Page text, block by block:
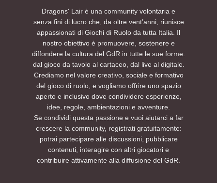
Dragons' Lair è una community volontaria e
senza fini di lucro che, da oltre vent’anni, riunisce
appassionati di Giochi di Ruolo da tutta Italia. Il
nostro obiettivo è promuovere, sostenere e
diffondere la cultura del GdR in tutte le sue forme:
dal gioco da tavolo al cartaceo, dal live al digitale.
Crediamo nel valore creativo, sociale e formativo
del gioco di ruolo, e vogliamo offrire uno spazio
aperto e inclusivo dove condividere esperienze,
idee, regole, ambientazioni e avventure.
Se condividi questa passione e vuoi aiutarci a far
crescere la community, registrati gratuitamente:
potrai partecipare alle discussioni, pubblicare
contenuti, interagire con altri giocatori e
contribuire attivamente alla diffusione del GdR.